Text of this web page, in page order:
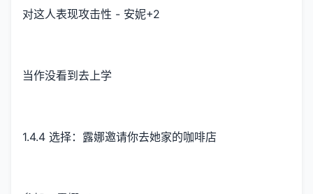
对这人表现攻击性 - 安妮+2
当作没看到去上学
1.4.4 选择：露娜邀请你去她家的咖啡店